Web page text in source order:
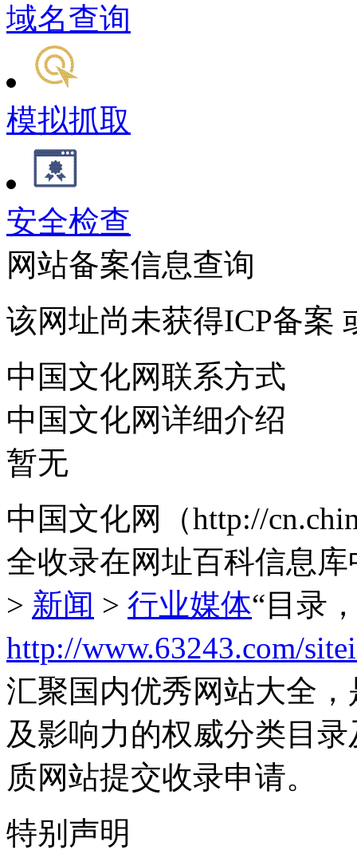
域名查询
模拟抓取
安全检查
网站备案信息查询
该网址尚未获得ICP备案
中国文化网联系方式
中国文化网详细介绍
暂无
中国文化网（http://
全收录在网址百科信息
> 新闻 > 行业媒体“目录
http://www.63243.com/
汇聚国内优秀网站大全
及影响力的权威分类目
质网站提交收录申请。
特别声明